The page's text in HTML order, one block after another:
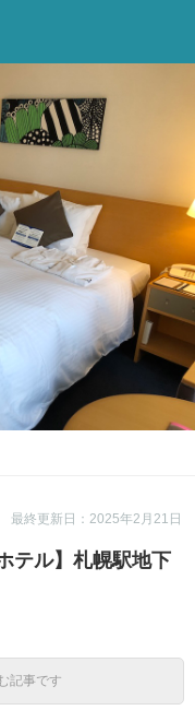
最終更新日：2025年2月21日
テル】札幌駅地下
記事です